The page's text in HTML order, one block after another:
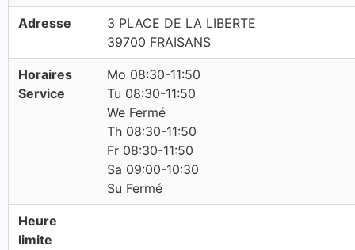
Adresse
3 PLACE DE LA LIBERTE
39700 FRAISANS
Horaires
Service
Mo 08:30-11:50
Tu 08:30-11:50
We Fermé
Th 08:30-11:50
Fr 08:30-11:50
Sa 09:00-10:30
Su Fermé
Heure
limite